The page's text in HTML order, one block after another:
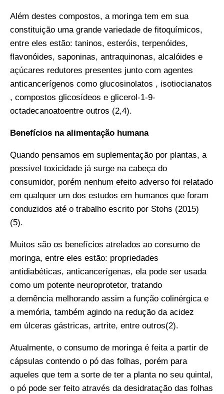
Além destes compostos, a moringa tem em sua
constituição uma grande variedade de fitoquímicos,
entre eles estão: taninos, esteróis, terpenóides,
flavonóides, saponinas, antraquinonas, alcalóides e
açúcares redutores presentes junto com agentes
anticancerígenos como glucosinolatos , isotiocianatos
, compostos glicosídeos e glicerol-1-9-
octadecanoatoentre outros (2,4).
Benefícios na alimentação humana
Quando pensamos em suplementação por plantas, a
possível toxicidade já surge na cabeça do
consumidor, porém nenhum efeito adverso foi relatado
em qualquer um dos estudos em humanos que foram
conduzidos até o trabalho escrito por Stohs (2015)
(5).
Muitos são os benefícios atrelados ao consumo de
moringa, entre eles estão: propriedades
antidiabéticas, anticancerígenas, ela pode ser usada
como um potente neuroprotetor, tratando
a demênciamelhorando assim a função colinérgicae
a memória, também agindo na redução da acidez
em úlceras gástricas, artrite, entre outros(2).
Atualmente, o consumo de moringa é feita a partir de
cápsulas contendo o pó das folhas, porém para
aqueles que tem a sorte de ter a planta no seu quintal,
o pó pode ser feito através da desidratação das folhas